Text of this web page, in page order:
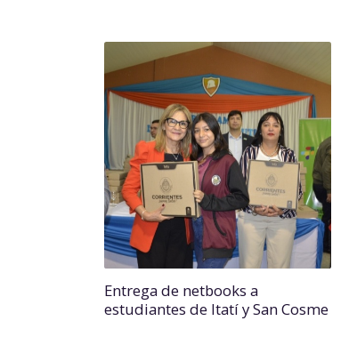
Entrega de netbooks a
estudiantes de Itatí y San Cosme